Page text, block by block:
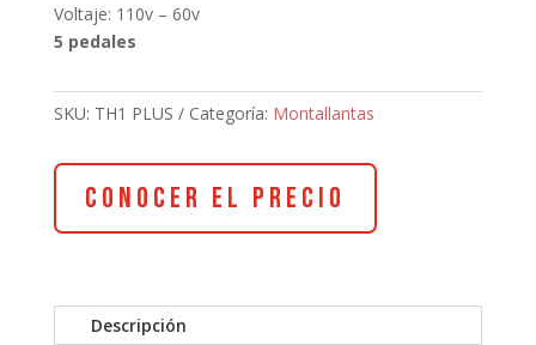
Voltaje: 110v – 60v
5 pedales
SKU: TH1 PLUS Categoría: Montallantas
Conocer el Precio
Descripción